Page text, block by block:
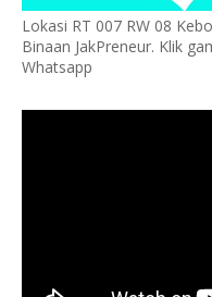
Lokasi RT 007 RW 08
Binaan JakPreneur. Klik
Whatsapp